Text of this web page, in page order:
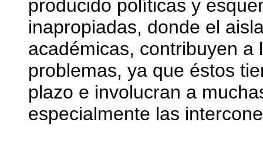
producido políticas y
inapropiadas, donde el
académicas, contribuyen
problemas, ya que éstos
plazo e involucran a
especialmente las